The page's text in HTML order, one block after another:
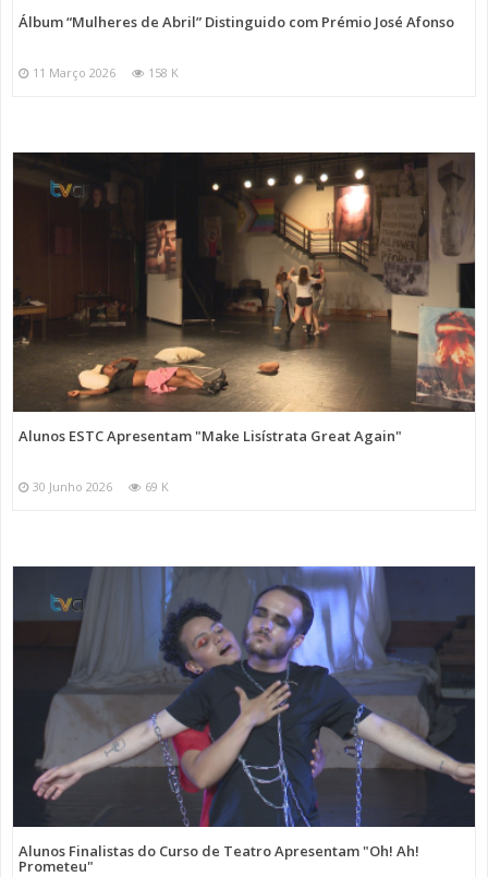
Álbum “Mulheres de Abril” Distinguido com Prémio José Afonso
11 Março 2026 158 K
Alunos ESTC Apresentam "Make Lisístrata Great Again"
30 Junho 2026 69 K
Alunos Finalistas do Curso de Teatro Apresentam "Oh! Ah!
Prometeu"